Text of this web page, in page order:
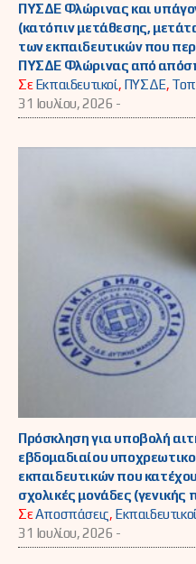
ΠΥΣΔΕ Φλώρινας και
(κατόπιν μετάθεσης,
των εκπαιδευτικών που
ΠΥΣΔΕ Φλώρινας από
ΣεΕκπαιδευτικοί, ΠΥΣΔΕ,
31 Ιουλίου, 2026 -
Πρόσκληση για υποβολή
εβδομαδιαίου
εκπαιδευτικών που
σχολικές μονάδες (γενικής
ΣεΑποσπάσεις, Εκπαιδευτικοί
31 Ιουλίου, 2026 -